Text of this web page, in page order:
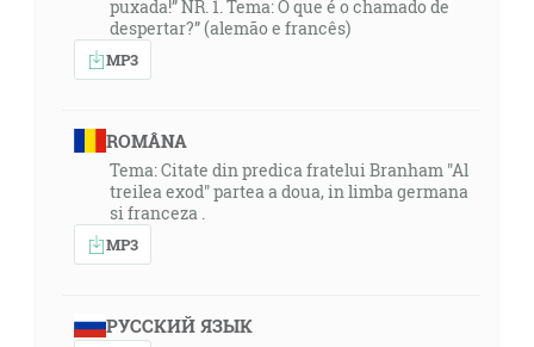
13:04
Lebo sme neišli za chytrácky vymyslenými bájkami,
Ježiša Krista, ale jako takí, ktorí sme boli očitými
svedkami jeho veličenstva. [2Pt 1:16]
Oznámil som drievne veci od dávna, a keď vyšli z
mojich úst, ohlasoval som ich; náhle som ich činieval,
puxada!” NR. 1. Tema: O que é o chamado de
despertar?” (alemão e francês)
MP3
ROMÂNA
Tema: Citate din predica fratelui Branham "Al
treilea exod" partea a doua, in limba germana
si franceza .
MP3
РУССКИЙ ЯЗЫК